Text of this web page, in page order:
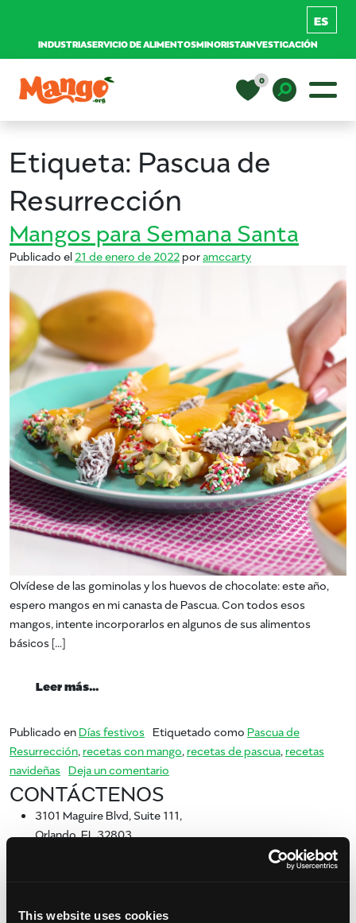
This website uses cookies
INDUSTRIASERVICIO DE ALIMENTOSMINORISTAINVESTIGACIÓN
Navegación principal
0
RECETAS
NUTRICIÓN
COMPRAR MANGOS
Etiqueta: Pascua de
Resurrección
Mangos para Semana Santa
Publicado el 21 de enero de 2022poramccarty
Olvídese de las gominolas y los huevos de chocolate: este año,
espero mangos en mi canasta de Pascua. Con todos esos
mangos, intente incorporarlos en algunos de sus alimentos
básicos […]
Leer más…
Publicado enDías festivos Etiquetado como Pascua de
Resurrección recetas con mango recetas de pascua recetas
navideñas Deja un comentario
CONTÁCTENOS
3101 Maguire Blvd, Suite 111,
Orlando, FL 32803
Mensaje de la National Mango Board